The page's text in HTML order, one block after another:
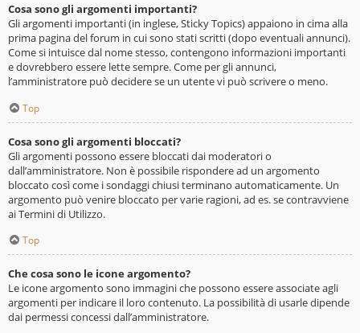
Cosa sono gli argomenti importanti?
Gli argomenti importanti (in inglese, Sticky Topics) appaiono in cima alla
prima pagina del forum in cui sono stati scritti (dopo eventuali annunci).
Come si intuisce dal nome stesso, contengono informazioni importanti
e dovrebbero essere lette sempre. Come per gli annunci,
l’amministratore può decidere se un utente vi può scrivere o meno.
Top
Cosa sono gli argomenti bloccati?
Gli argomenti possono essere bloccati dai moderatori o
dall’amministratore. Non è possibile rispondere ad un argomento
bloccato così come i sondaggi chiusi terminano automaticamente. Un
argomento può venire bloccato per varie ragioni, ad es. se contravviene
ai Termini di Utilizzo.
Top
Che cosa sono le icone argomento?
Le icone argomento sono immagini che possono essere associate agli
argomenti per indicare il loro contenuto. La possibilità di usarle dipende
dai permessi concessi dall’amministratore.